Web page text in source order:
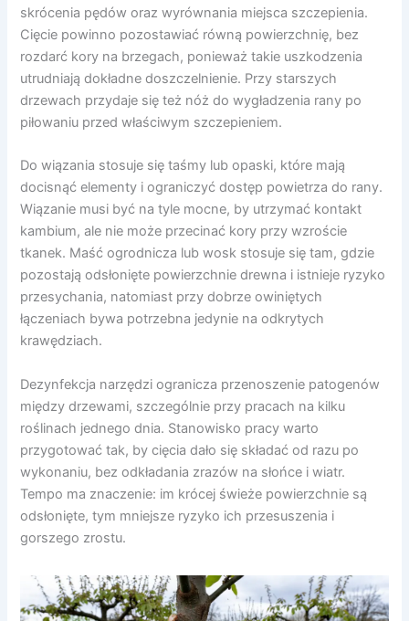
skrócenia pędów oraz wyrównania miejsca szczepienia.
Cięcie powinno pozostawiać równą powierzchnię, bez
rozdarć kory na brzegach, ponieważ takie uszkodzenia
utrudniają dokładne doszczelnienie. Przy starszych
drzewach przydaje się też nóż do wygładzenia rany po
piłowaniu przed właściwym szczepieniem.
Do wiązania stosuje się taśmy lub opaski, które mają
docisnąć elementy i ograniczyć dostęp powietrza do rany.
Wiązanie musi być na tyle mocne, by utrzymać kontakt
kambium, ale nie może przecinać kory przy wzroście
tkanek. Maść ogrodnicza lub wosk stosuje się tam, gdzie
pozostają odsłonięte powierzchnie drewna i istnieje ryzyko
przesychania, natomiast przy dobrze owiniętych
łączeniach bywa potrzebna jedynie na odkrytych
krawędziach.
Dezynfekcja narzędzi ogranicza przenoszenie patogenów
między drzewami, szczególnie przy pracach na kilku
roślinach jednego dnia. Stanowisko pracy warto
przygotować tak, by cięcia dało się składać od razu po
wykonaniu, bez odkładania zrazów na słońce i wiatr.
Tempo ma znaczenie: im krócej świeże powierzchnie są
odsłonięte, tym mniejsze ryzyko ich przesuszenia i
gorszego zrostu.